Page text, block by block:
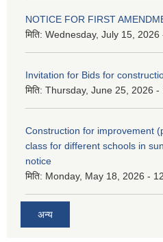
NOTICE FOR FIRST
मिति: Wednesday, July 15, 2026
Invitation for Bids for
मिति: Thursday, June 25, 2026 -
Construction for improvement
class for different schools in
notice
मिति: Monday, May 18, 2026 -
अन्य